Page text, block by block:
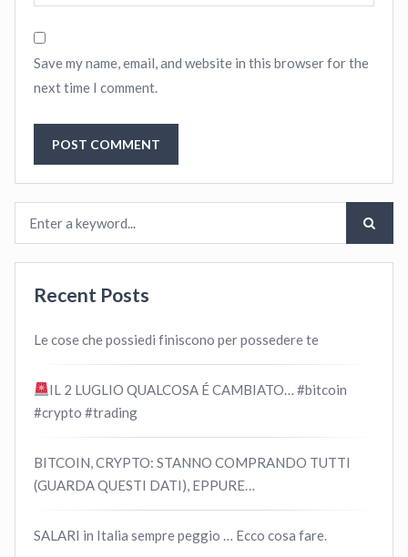
Save my name, email, and website in this browser for the
next time I comment.
Recent Posts
Le cose che possiedi finiscono per possedere te
IL 2 LUGLIO QUALCOSA É CAMBIATO… #bitcoin
#crypto #trading
BITCOIN, CRYPTO: STANNO COMPRANDO TUTTI
(GUARDA QUESTI DATI), EPPURE…
SALARI in Italia sempre peggio … Ecco cosa fare.